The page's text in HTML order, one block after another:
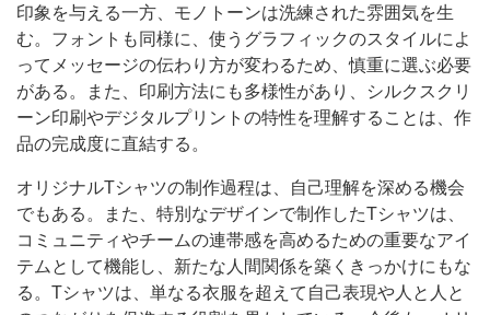
印象を与える一方、モノトーンは洗練された雰囲気を生
む。フォントも同様に、使うグラフィックのスタイルによ
ってメッセージの伝わり方が変わるため、慎重に選ぶ必要
がある。また、印刷方法にも多様性があり、シルクスクリ
ーン印刷やデジタルプリントの特性を理解することは、作
品の完成度に直結する。
オリジナルTシャツの制作過程は、自己理解を深める機会
でもある。また、特別なデザインで制作したTシャツは、
コミュニティやチームの連帯感を高めるための重要なアイ
テムとして機能し、新たな人間関係を築くきっかけにもな
る。Tシャツは、単なる衣服を超えて自己表現や人と人と